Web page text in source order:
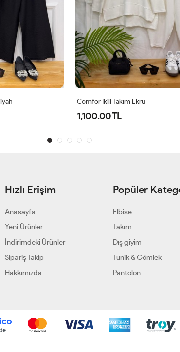
Lidya İkili Takım Siyah
640.00 TL
Hızlı Erişim
Anasayfa
Yeni Ürünler
İndirimdeki Ürünler
Sipariş Takip
Hakkımızda
Popüler
Elbise
Takım
Dış giyim
Tunik & Gömlek
Pantolon